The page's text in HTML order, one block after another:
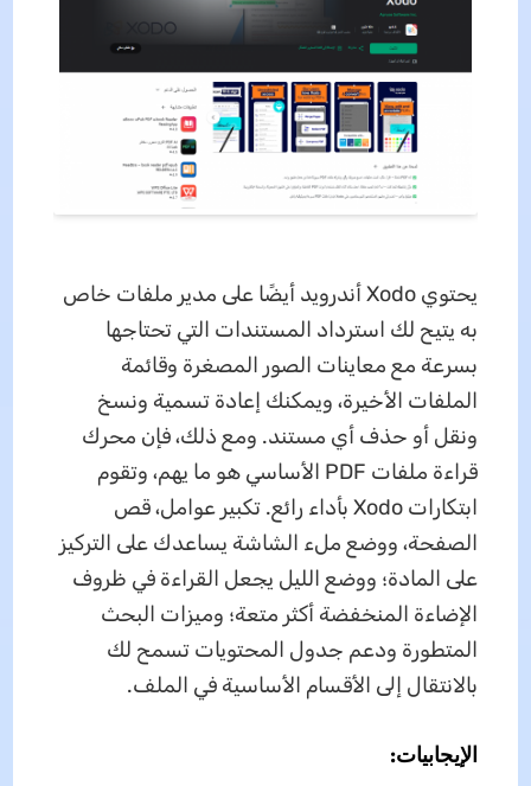
يحتوي Xodo أندرويد أيضًا على مدير ملفات خاص
به يتيح لك استرداد المستندات التي تحتاجها
بسرعة مع معاينات الصور المصغرة وقائمة
الملفات الأخيرة، ويمكنك إعادة تسمية ونسخ
ونقل أو حذف أي مستند. ومع ذلك، فإن محرك
قراءة ملفات PDF الأساسي هو ما يهم، وتقوم
ابتكارات Xodo بأداء رائع. تكبير عوامل، قص
الصفحة، ووضع ملء الشاشة يساعدك على التركيز
على المادة؛ ووضع الليل يجعل القراءة في ظروف
الإضاءة المنخفضة أكثر متعة؛ وميزات البحث
المتطورة ودعم جدول المحتويات تسمح لك
بالانتقال إلى الأقسام الأساسية في الملف.
الإيجابيات: